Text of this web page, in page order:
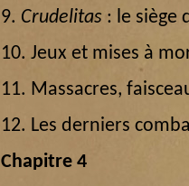
9. Crudelitas : le siège
10. Jeux et mises à
11. Massacres,
12. Les derniers
Chapitre 4